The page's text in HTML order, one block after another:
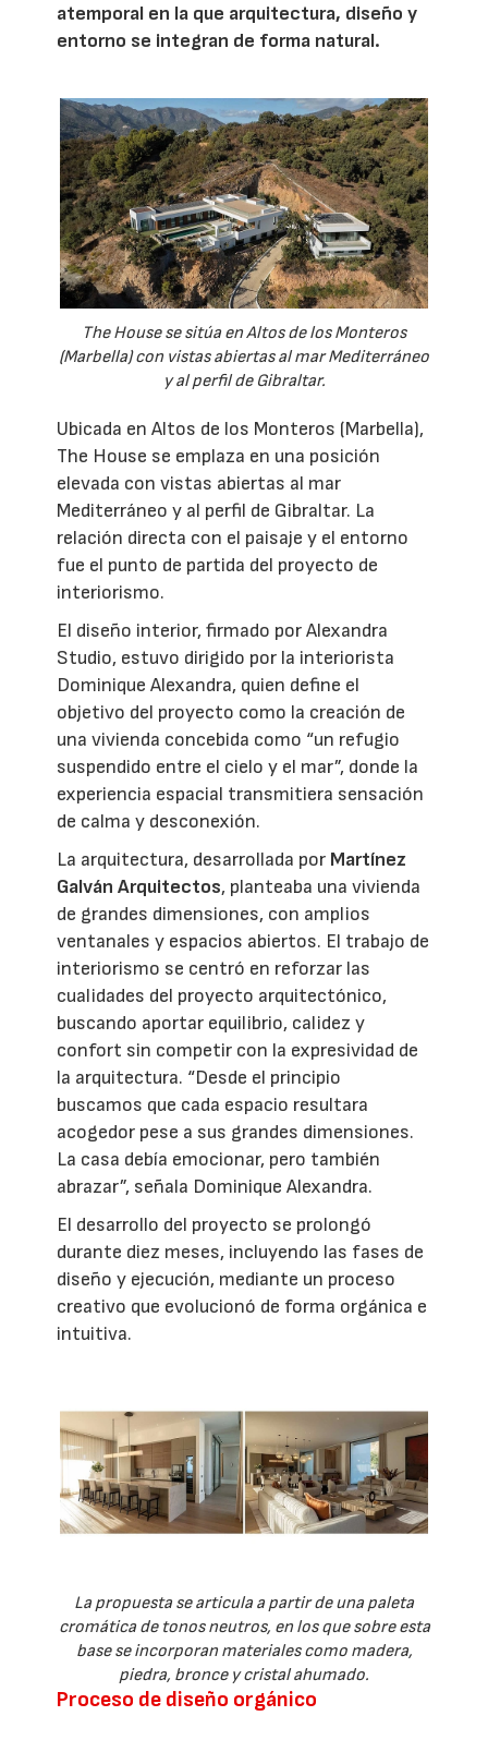
atemporal en la que arquitectura, diseño y
entorno se integran de forma natural.
The House se sitúa en Altos de los Monteros
(Marbella) con vistas abiertas al mar Mediterráneo
y al perfil de Gibraltar.
Ubicada en Altos de los Monteros (Marbella),
The House se emplaza en una posición
elevada con vistas abiertas al mar
Mediterráneo y al perfil de Gibraltar. La
relación directa con el paisaje y el entorno
fue el punto de partida del proyecto de
interiorismo.
El diseño interior, firmado por Alexandra
Studio, estuvo dirigido por la interiorista
Dominique Alexandra, quien define el
objetivo del proyecto como la creación de
una vivienda concebida como “un refugio
suspendido entre el cielo y el mar”, donde la
experiencia espacial transmitiera sensación
de calma y desconexión.
La arquitectura, desarrollada por Martínez
Galván Arquitectos, planteaba una vivienda
de grandes dimensiones, con amplios
ventanales y espacios abiertos. El trabajo de
interiorismo se centró en reforzar las
cualidades del proyecto arquitectónico,
buscando aportar equilibrio, calidez y
confort sin competir con la expresividad de
la arquitectura. “Desde el principio
buscamos que cada espacio resultara
acogedor pese a sus grandes dimensiones.
La casa debía emocionar, pero también
abrazar”, señala Dominique Alexandra.
El desarrollo del proyecto se prolongó
durante diez meses, incluyendo las fases de
diseño y ejecución, mediante un proceso
creativo que evolucionó de forma orgánica e
intuitiva.
La propuesta se articula a partir de una paleta
cromática de tonos neutros, en los que sobre esta
base se incorporan materiales como madera,
piedra, bronce y cristal ahumado.
Proceso de diseño orgánico